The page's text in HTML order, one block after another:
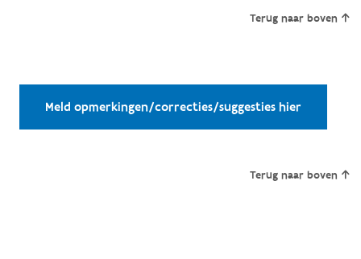
Terug naar boven
Meld opmerkingen/correcties/suggesties hier
Terug naar boven